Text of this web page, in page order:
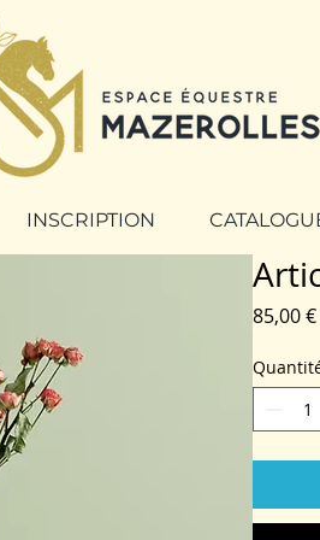
INSCRIPTION
85,00 €